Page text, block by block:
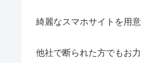
綺麗なスマホサイトを用
他社で断られた方でもお